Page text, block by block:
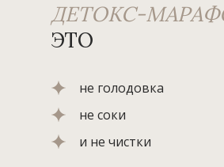
ДЕТОКС-
ЭТО
не голодовка
не соки
и не чистки